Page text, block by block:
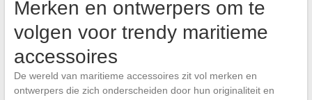
Merken en ontwerpers om te
volgen voor trendy maritieme
accessoires
De wereld van maritieme accessoires zit vol merken en
ontwerpers die zich onderscheiden door hun originaliteit en